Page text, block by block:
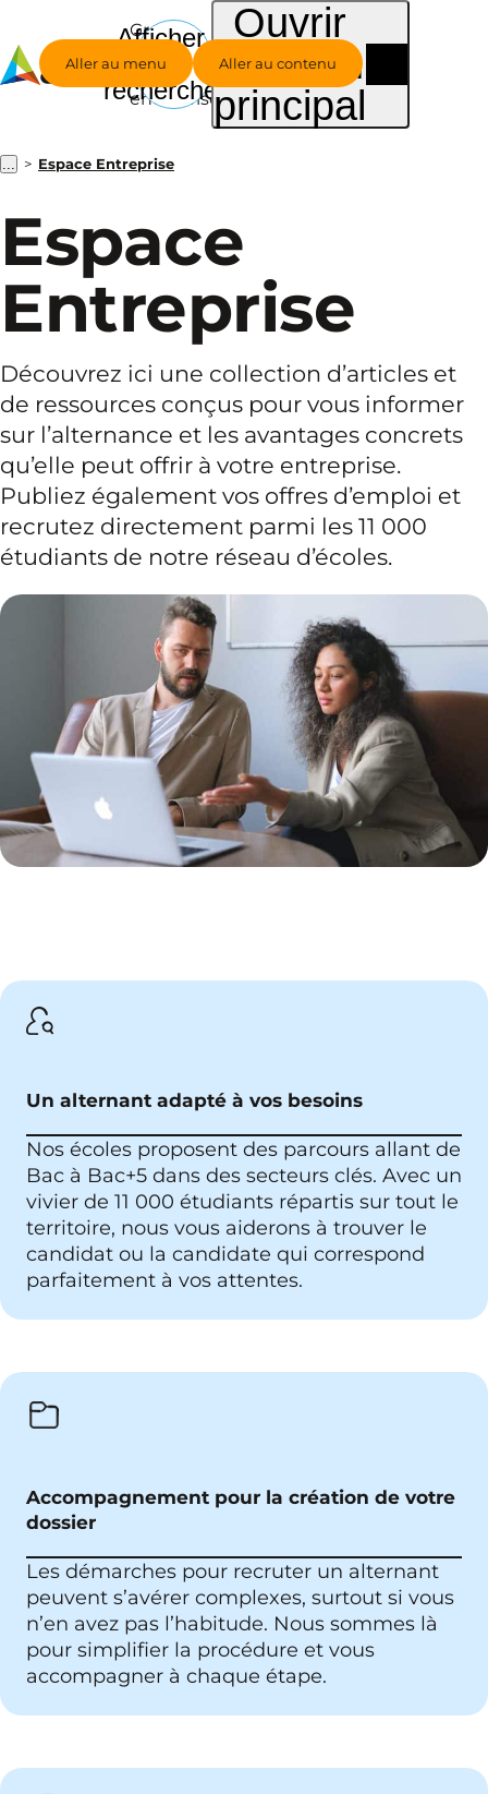
Aller au menu Aller au contenu
Groupe
Alternance
- Espace
entreprise
Afficher
la
recherche
Ouvrir
le menu
principal
... Espace Entreprise
Espace
Entreprise
Découvrez ici une collection d’articles et
de ressources conçus pour vous informer
sur l’alternance et les avantages concrets
qu’elle peut offrir à votre entreprise.
Publiez également vos offres d’emploi et
recrutez directement parmi les 11 000
étudiants de notre réseau d’écoles.
Un alternant adapté à vos besoins
Nos écoles proposent des parcours allant de
Bac à Bac+5 dans des secteurs clés. Avec un
vivier de 11 000 étudiants répartis sur tout le
territoire, nous vous aiderons à trouver le
candidat ou la candidate qui correspond
parfaitement à vos attentes.
Accompagnement pour la création de votre
dossier
Les démarches pour recruter un alternant
peuvent s’avérer complexes, surtout si vous
n’en avez pas l’habitude. Nous sommes là
pour simplifier la procédure et vous
accompagner à chaque étape.